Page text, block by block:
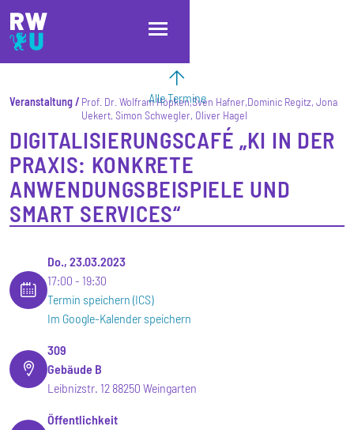
Direkt zum Inhalt
Direkt zur Hauptnavigation
Direkt zum Fußbereich
Alle Termine
Veranstaltung
Prof. Dr. Wolfram Höpken,Sven Hafner,Dominic Regitz, Jona
Uekert, Simon Schwegler, Oliver Hagel
DIGITALISIERUNGSCAFÉ „KI IN DER
PRAXIS: KONKRETE
ANWENDUNGSBEISPIELE UND
SMART SERVICES“
Do., 23.03.2023
17:00
19:30
Termin speichern (ICS)
Im Google-Kalender speichern
309
Gebäude B
Leibnizstr. 12 88250 Weingarten
Öffentlichkeit